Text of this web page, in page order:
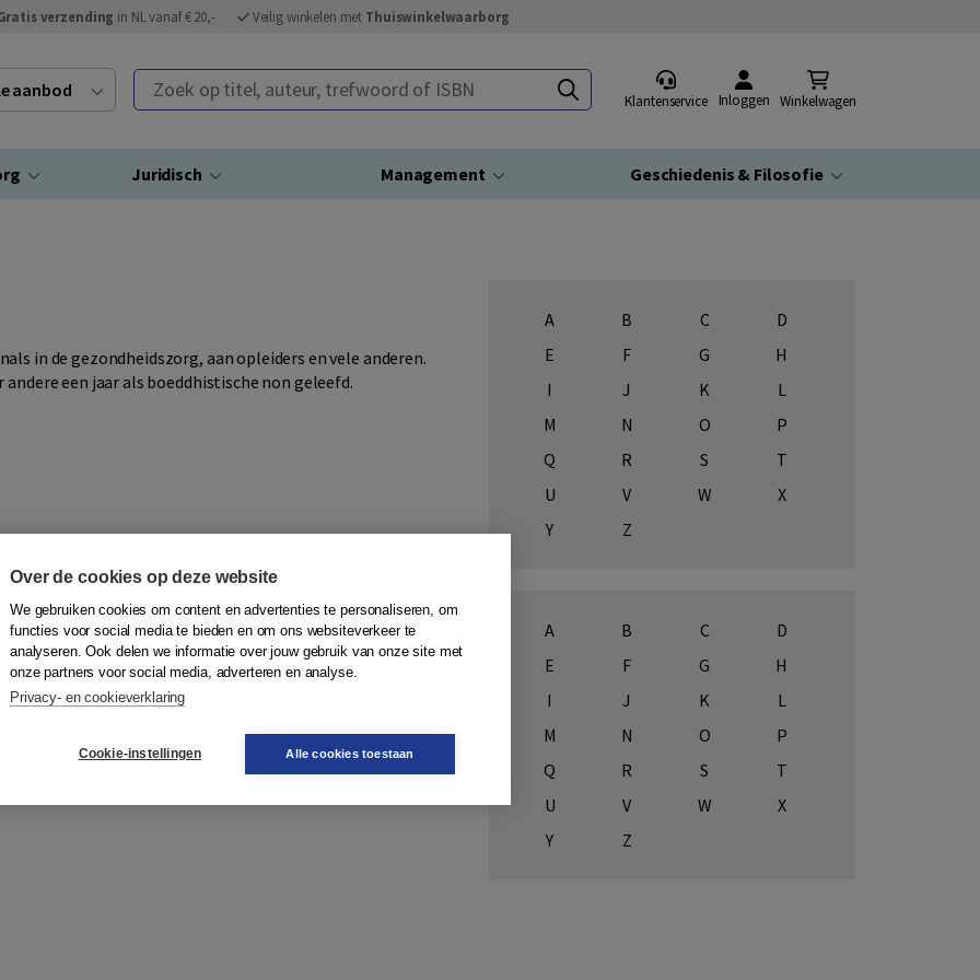
verzending in NL vanaf € 20,- Veilig winkelen met Thuiswinkelwaarborg
aanbod Zoek op titel, auteur, trefwoord of ISBN
Klantenservice Inloggen Winkelwagen
Juridisch Management Geschiedenis & Filosofie
in de gezondheidszorg, aan opleiders en vele anderen.
een jaar als boeddhistische non geleefd.
A B C
D
E
F G
H
I
J K
L
M
N O
P
Q
R S
T
U
V W
X
Y
Z
in de gezondheidszorg, aan opleiders en vele anderen.
een jaar als boeddhistische non geleefd.
A B C
D
E
F G
H
I
J K
L
M
N O
P
Q
R S
T
U
V W
X
Y
Z
Over de cookies op deze website
We gebruiken cookies om content en advertenties te personaliseren, om
functies voor social media te bieden en om ons websiteverkeer te
analyseren. Ook delen we informatie over jouw gebruik van onze site met
onze partners voor social media, adverteren en analyse.
Privacy- en cookieverklaring
Cookie-instellingen Alle cookies toestaan